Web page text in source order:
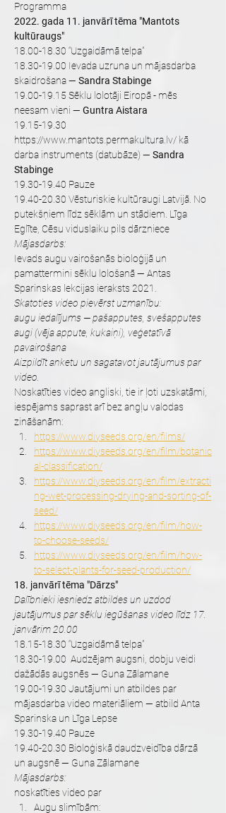
Programma
2022. gada 11. janvārī tēma "Mantots
kultūraugs"
18.00-18.30 “Uzgaidāmā telpa”
18.30-19.00 Ievada uzruna un mājasdarba
skaidrošana — Sandra Stabinge
19.00-19.15 Sēklu lolotāji Eiropā - mēs
neesam vieni — Guntra Aistara
19.15-19.30
https://www.mantots.permakultura.lv/ kā
darba instruments (datubāze) — Sandra
Stabinge
19.30-19.40 Pauze
19.40-20.30 Vēsturiskie kultūraugi Latvijā. No
putekšņiem līdz sēklām un stādiem. Līga
Eglīte, Cēsu viduslaiku pils dārzniece
Mājasdarbs:
Ievads augu vairošanās bioloģijā un
pamattermini sēklu lološanā — Antas
Sparinskas lekcijas ieraksts 2021.
Skatoties video pievērst uzmanību:
augu iedalījums — pašapputes, svešapputes
augi (vēja appute, kukaiņi), veģetatīvā
pavairošana
Aizpildīt anketu un sagatavot jautājumus par
video.
Noskatīties video angliski, tie ir ļoti uzskatāmi,
iespējams saprast arī bez angļu valodas
zināšanām:
https://www.diyseeds.org/en/films/
https://www.diyseeds.org/en/film/botanic
al-classification/
https://www.diyseeds.org/en/film/extracti
ng-wet-processing-drying-and-sorting-of-
seed/
https://www.diyseeds.org/en/film/how-
to-choose-seeds/
https://www.diyseeds.org/en/film/how-
to-select-plants-for-seed-production/
18. janvārī tēma "Dārzs"
Dalībnieki iesniedz atbildes un uzdod
jautājumus par sēklu iegūšanas video līdz 17.
janvārim 20.00
18.15-18.30 “Uzgaidāmā telpa”
18.30-19.00  Audzējam augsni, dobju veidi
dažādās augsnēs — Guna Zālamane
19.00-19.30 Jautājumi un atbildes par
mājasdarba video materiāliem — atbild Anta
Sparinska un Līga Lepse
19.30-19.40 Pauze
19.40-20.30 Bioloģiskā daudzveidība dārzā
un augsnē — Guna Zālamane
Mājasdarbs:
noskatīties video par
Augu slimībām: